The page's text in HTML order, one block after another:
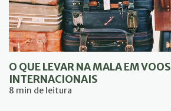
O QUE LEVAR NA MALA EM VOOS
INTERNACIONAIS
8 min de leitura